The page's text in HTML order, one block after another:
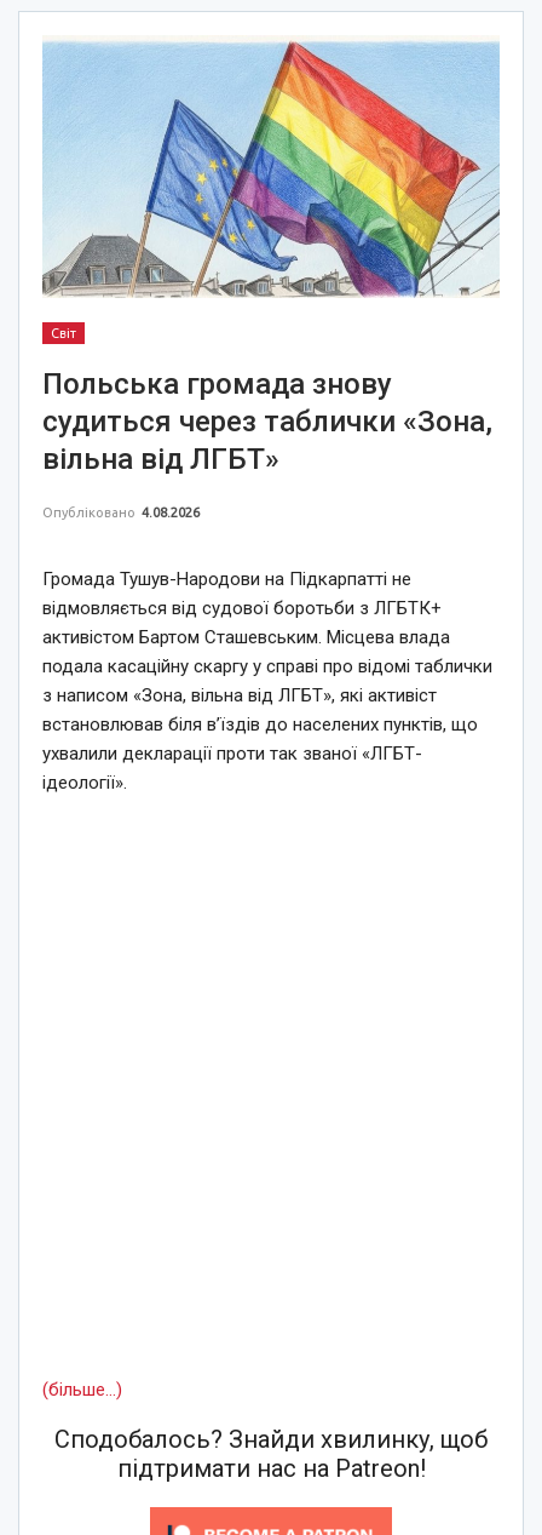
Світ
Польська громада знову
судиться через таблички «Зона,
вільна від ЛГБТ»
Опубліковано 4.08.2026
Громада Тушув-Народови на Підкарпатті не
відмовляється від судової боротьби з ЛГБТК+
активістом Бартом Сташевським. Місцева влада
подала касаційну скаргу у справі про відомі таблички
з написом «Зона, вільна від ЛГБТ», які активіст
встановлював біля в’їздів до населених пунктів, що
ухвалили декларації проти так званої «ЛГБТ-
ідеології».
(більше…)
Сподобалось? Знайди хвилинку, щоб
підтримати нас на Patreon!